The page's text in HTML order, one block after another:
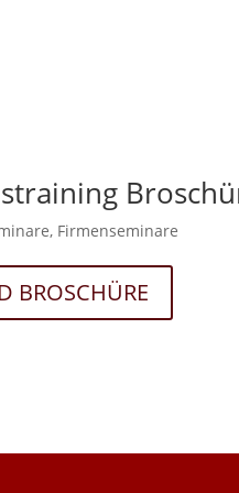
Firmenseminare
BROSCHÜRE